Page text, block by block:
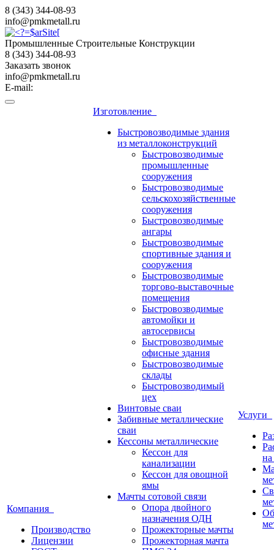
8 (343) 344-08-93
info@pmkmetall.ru
Промышленные Строительные Конструкции
8 (343) 344-08-93
Заказать звонок
info@pmkmetall.ru
E-mail:
Компания
Производство
Лицензии
Изготовление
Быстровозводимые здания
из металлоконструкций
Быстровозводимые
промышленные
сооружения
Быстровозводимые
сельскохозяйственные
сооружения
Быстровозводимые
ангары
Быстровозводимые
спортивные здания и
сооружения
Быстровозводимые
торгово-выставочные
помещения
Быстровозводимые
автомойки и
автосервисы
Быстровозводимые
офисные здания
Быстровозводимые
склады
Быстровозводимый
цех
Винтовые сваи
Забивные металлические
сваи
Кессоны металлические
Кессон для
канализации
Кессон для овощной
ямы
Мачты сотовой связи
Опора двойного
назначения ОДН
Прожекторные мачты
Прожекторная мачта
Услуги